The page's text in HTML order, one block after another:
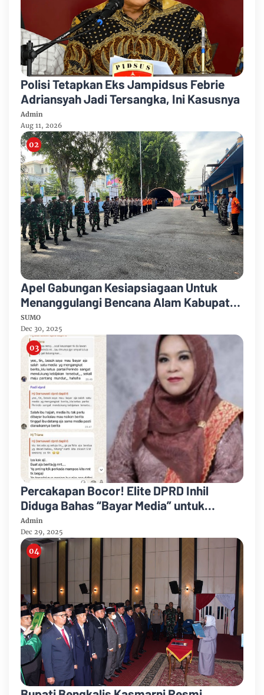
Polisi Tetapkan Eks Jampidsus Febrie
Adriansyah Jadi Tersangka, Ini Kasusnya
Admin
Aug 11, 2026
Apel Gabungan Kesiapsiagaan Untuk
Menanggulangi Bencana Alam Kabupaten
Bengkalis
SUMO
Dec 30, 2025
Percakapan Bocor! Elite DPRD Inhil
Diduga Bahas “Bayar Media” untuk
Dukung Kebijakan
Admin
Dec 29, 2025